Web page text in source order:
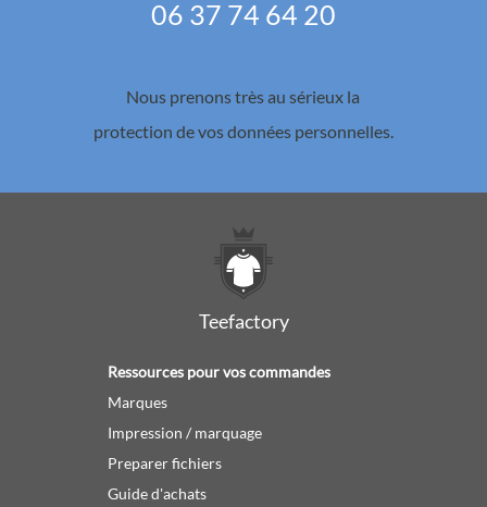
06 37 74 64 20
Nous prenons très au sérieux la
protection de vos données personnelles.
Teefactory
Ressources pour vos commandes
Marques
Impression / marquage
Preparer fichiers
Guide d'achats